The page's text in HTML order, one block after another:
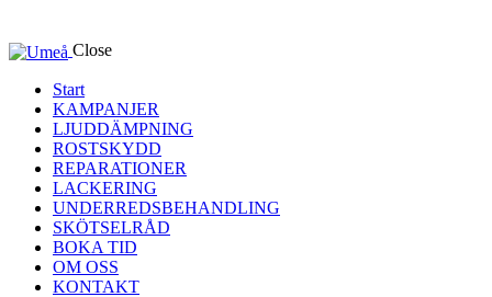
Close
Start
KAMPANJER
LJUDDÄMPNING
ROSTSKYDD
REPARATIONER
LACKERING
UNDERREDSBEHANDLING
SKÖTSELRÅD
BOKA TID
OM OSS
KONTAKT